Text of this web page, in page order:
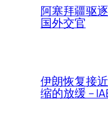
阿塞拜疆驱
国外交官
伊朗恢复接
缩的放缓 –